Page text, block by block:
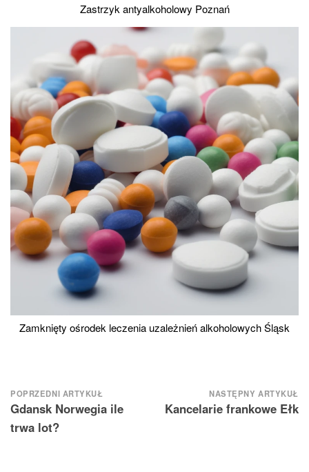
Zastrzyk antyalkoholowy Poznań
Zamknięty ośrodek leczenia uzależnień alkoholowych Śląsk
Nawigacja
wpisu
POPRZEDNI ARTYKUŁ
Gdansk Norwegia ile
trwa lot?
NASTĘPNY ARTYKUŁ
Kancelarie frankowe Ełk